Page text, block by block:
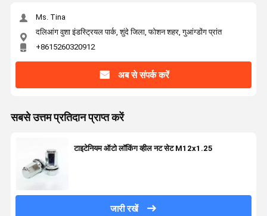
Ms. Tina
दलिआंग वुशा इंडस्ट्रियल पार्क, शुंदे जिला, फोशन शहर, गुआंग्डोंग प्रांत
+8615260320912
अब से संपर्क करें
सबसे उत्तम प्रतिदान प्राप्त करें
टाइटेनियम ऑटो लॉकिंग व्हील नट सेट M12x1.25
जारी रखें